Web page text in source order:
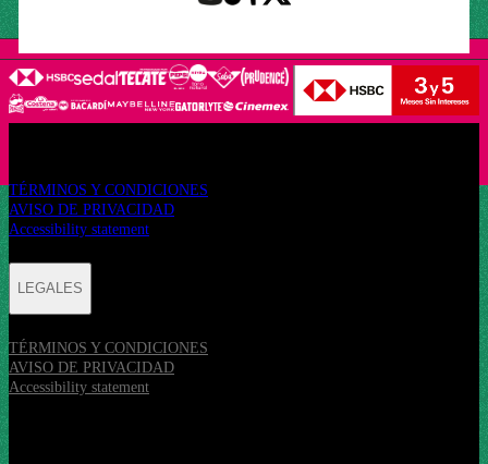
TÉRMINOS Y CONDICIONES
AVISO DE PRIVACIDAD
Accessibility statement
LEGALES
TÉRMINOS Y CONDICIONES
AVISO DE PRIVACIDAD
Accessibility statement